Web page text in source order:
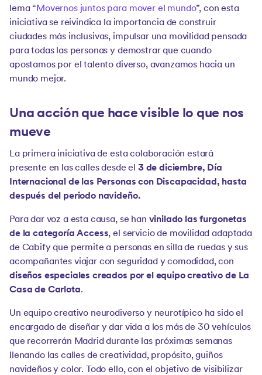
lema “ Movernos juntos para mover el mundo”, con esta
iniciativa se reivindica la importancia de construir
ciudades más inclusivas, impulsar una movilidad pensada
para todas las personas y demostrar que cuando
apostamos por el talento diverso, avanzamos hacia un
mundo mejor.
Una acción que hace visible lo que nos
mueve
La primera iniciativa de esta colaboración estará
presente en las calles desde el 3 de diciembre, Día
Internacional de las Personas con Discapacidad, hasta
después del periodo navideño.
Para dar voz a esta causa, se han vinilado las furgonetas
de la categoría Access, el servicio de movilidad adaptada
de Cabify que permite a personas en silla de ruedas y sus
acompañantes viajar con seguridad y comodidad, con
diseños especiales creados por el equipo creativo de La
Casa de Carlota.
Un equipo creativo neurodiverso y neurotípico ha sido el
encargado de diseñar y dar vida a los más de 30 vehículos
que recorrerán Madrid durante las próximas semanas
llenando las calles de creatividad, propósito, guiños
navideños y color. Todo ello, con el objetivo de visibilizar